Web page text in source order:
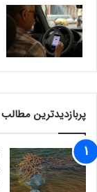
پربازدیدترین مطالب